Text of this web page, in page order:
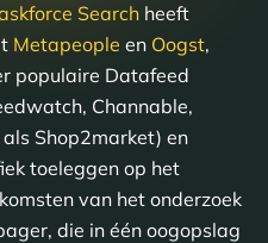
Searchheeft
Metapeople en Oogst,
populaire Datafeed
Channable,
Shop2market) en
toeleggen op het
van het onderzoek
die in één oogopslag